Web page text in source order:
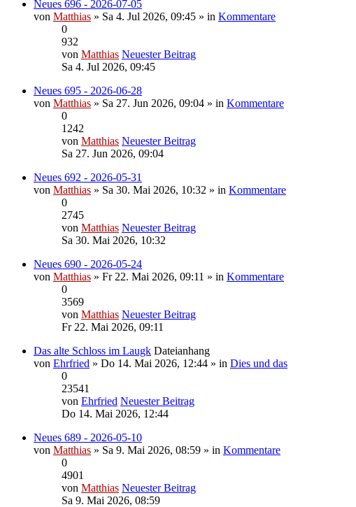
Neues 696 - 2026-07-05
von Matthias » Sa 4. Jul 2026, 09:45 » in Kommentare
0
932
von Matthias Neuester Beitrag
Sa 4. Jul 2026, 09:45
Neues 695 - 2026-06-28
von Matthias » Sa 27. Jun 2026, 09:04 » in Kommentare
0
1242
von Matthias Neuester Beitrag
Sa 27. Jun 2026, 09:04
Neues 692 - 2026-05-31
von Matthias » Sa 30. Mai 2026, 10:32 » in Kommentare
0
2745
von Matthias Neuester Beitrag
Sa 30. Mai 2026, 10:32
Neues 690 - 2026-05-24
von Matthias » Fr 22. Mai 2026, 09:11 » in Kommentare
0
3569
von Matthias Neuester Beitrag
Fr 22. Mai 2026, 09:11
Das alte Schloss im Laugk Dateianhang
von Ehrfried » Do 14. Mai 2026, 12:44 » in Dies und das
0
23541
von Ehrfried Neuester Beitrag
Do 14. Mai 2026, 12:44
Neues 689 - 2026-05-10
von Matthias » Sa 9. Mai 2026, 08:59 » in Kommentare
0
4901
von Matthias Neuester Beitrag
Sa 9. Mai 2026, 08:59